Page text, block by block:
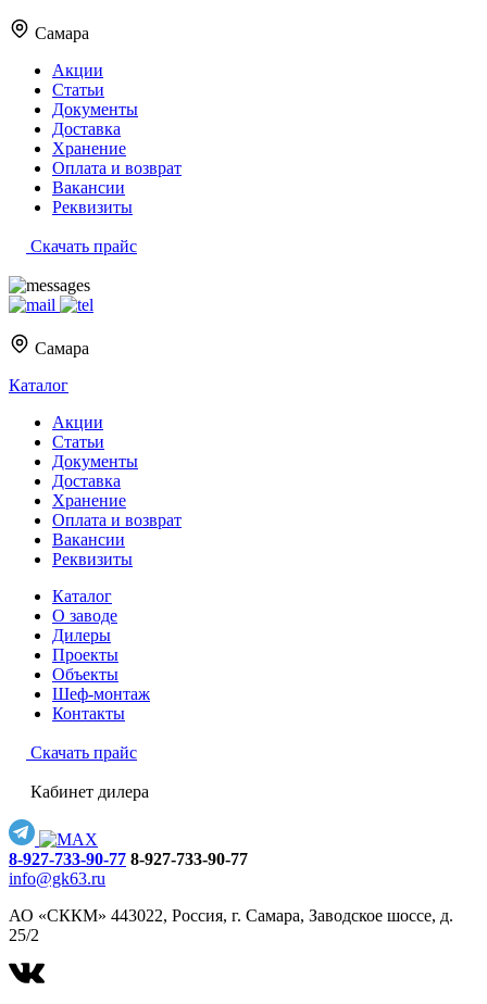
Самара
Акции
Статьи
Документы
Доставка
Хранение
Оплата и возврат
Вакансии
Реквизиты
Скачать прайс
Самара
Каталог
Акции
Статьи
Документы
Доставка
Хранение
Оплата и возврат
Вакансии
Реквизиты
Каталог
О заводе
Дилеры
Проекты
Объекты
Шеф-монтаж
Контакты
Скачать прайс
Кабинет дилера
8-927-733-90-77 8-927-733-90-77
info@gk63.ru
АО «СККМ» 443022, Россия, г. Самара, Заводское шоссе, д.
25/2